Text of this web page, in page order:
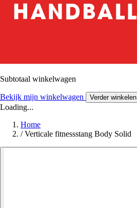
Subtotaal winkelwagen
Bekijk mijn winkelwagen Verder winkelen
Loading...
Home
/ Verticale fitnessstang Body Solid